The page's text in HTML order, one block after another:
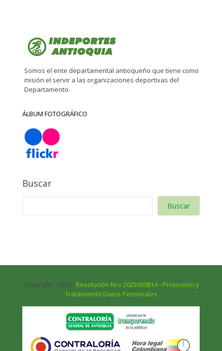
Somos el ente departamental antioqueño que tiene como
misión el servir a las organizaciones deportivas del
Departamento.
ÁLBUM FOTOGRÁFICO
Buscar
Buscar
Copyright - 2024 - Resolución Nro 2025000814 - Protección y
Tratamiento Datos Personales